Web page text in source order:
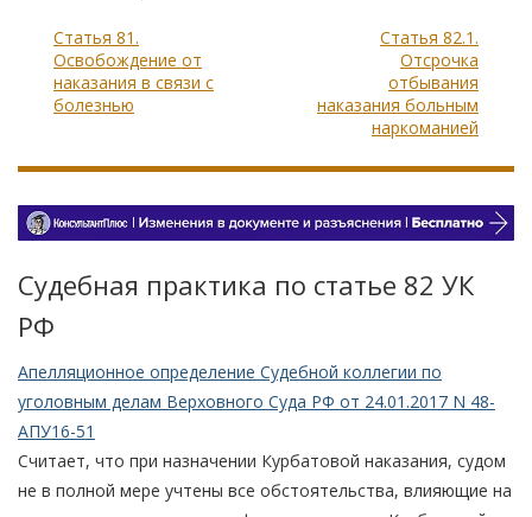
Статья 81.
Освобождение от
наказания в связи с
болезнью
Статья 82.1.
Отсрочка
отбывания
наказания больным
наркоманией
Судебная практика по статье 82 УК
РФ
Апелляционное определение Судебной коллегии по
уголовным делам Верховного Суда РФ от 24.01.2017 N 48-
АПУ16-51
Считает, что при назначении Курбатовой наказания, судом
не в полной мере учтены все обстоятельства, влияющие на